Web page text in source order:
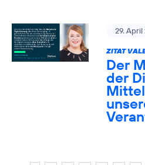
29. April
ZITAT
Der
der